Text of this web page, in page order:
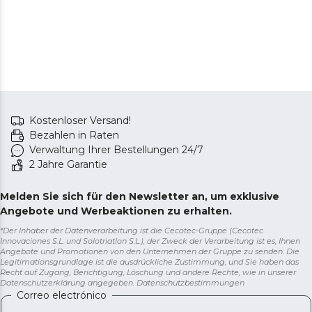
Kostenloser Versand!
Bezahlen in Raten
Verwaltung Ihrer Bestellungen 24/7
2 Jahre Garantie
Melden Sie sich für den Newsletter an, um exklusive
Angebote und Werbeaktionen zu erhalten.
*Der Inhaber der Datenverarbeitung ist die Cecotec-Gruppe (Cecotec
Innovaciones S.L. und Solotriatlon S.L.), der Zweck der Verarbeitung ist es, Ihnen
Angebote und Promotionen von den Unternehmen der Gruppe zu senden. Die
Legitimationsgrundlage ist die ausdrückliche Zustimmung, und Sie haben das
Recht auf Zugang, Berichtigung, Löschung und andere Rechte, wie in unserer
Datenschutzerklärung angegeben. Datenschutzbestimmungen
Correo electrónico